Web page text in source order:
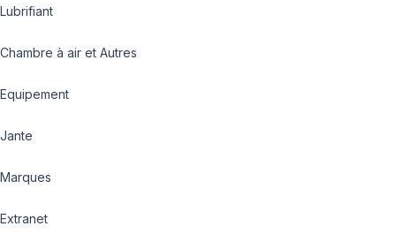
Lubrifiant
Chambre à air et Autres
Equipement
Jante
Marques
Extranet